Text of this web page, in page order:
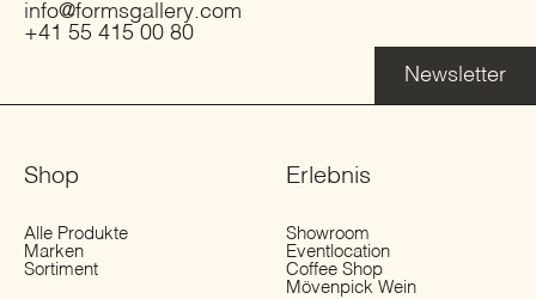
info@formsgallery.com
+41 55 415 00 80
Newsletter
Shop
Alle Produkte
Marken
Sortiment
Erlebnis
Showroom
Eventlocation
Coffee Shop
Mövenpick Wein